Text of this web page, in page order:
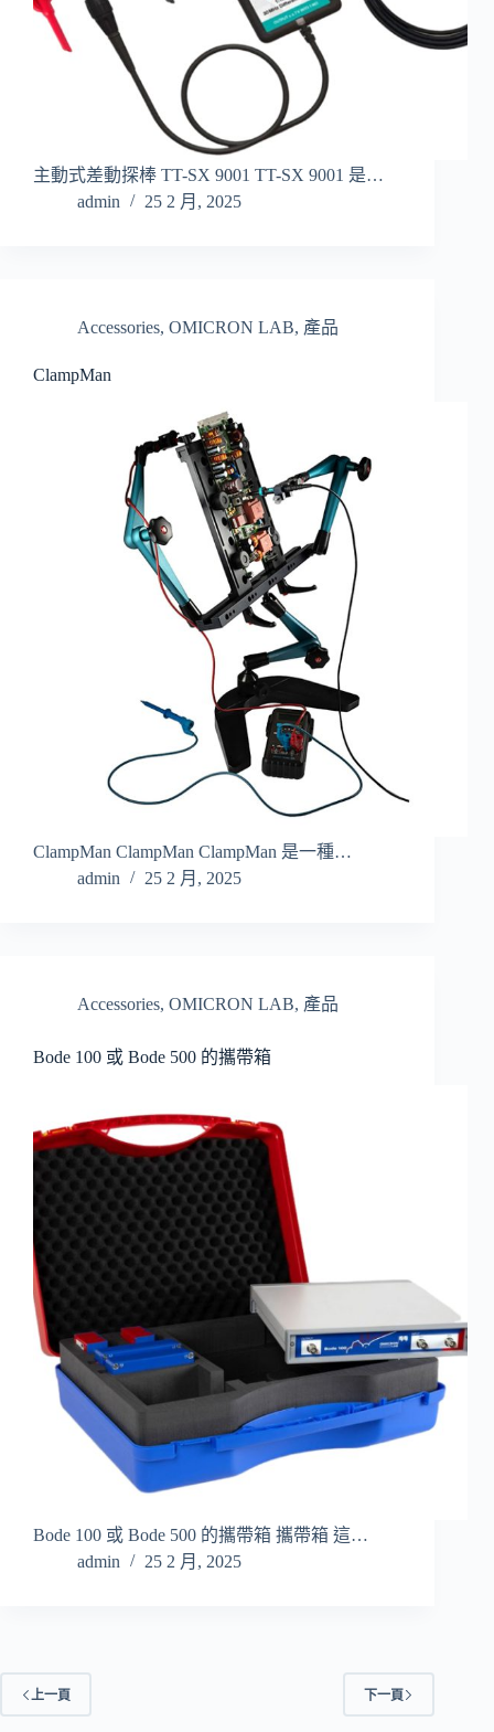
主動式差動探棒 TT-SX 9001 TT-SX 9001 是…
admin
25 2 月, 2025
Accessories, OMICRON LAB, 產品
ClampMan
ClampMan ClampMan ClampMan 是一種…
admin
25 2 月, 2025
Accessories, OMICRON LAB, 產品
Bode 100 或 Bode 500 的攜帶箱
Bode 100 或 Bode 500 的攜帶箱 攜帶箱 這…
admin
25 2 月, 2025
上一頁 下一頁